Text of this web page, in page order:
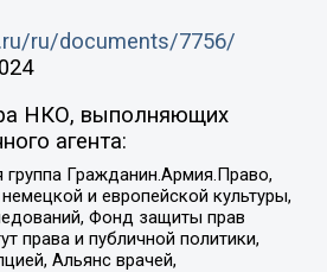
ru/documents/7756/
НКО, выполняющих
агента:
Гражданин.Армия.Право,
и европейской культуры,
Фонд защиты прав
права и публичной политики,
Альянс врачей,